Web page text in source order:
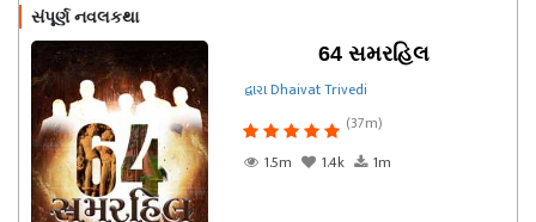
સંપૂર્ણ નવલકથા
64 સમરહિલ
દ્વારા Dhaivat Trivedi
(37m)
1.5m
1.4k 1m